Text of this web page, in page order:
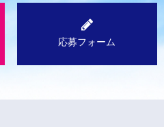
応募フォーム